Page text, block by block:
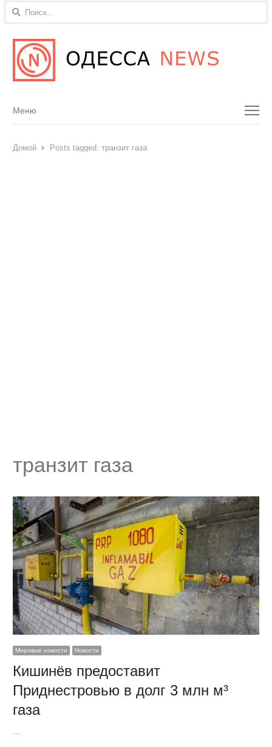
Найти:
Menu
Меню
Домой Posts tagged: транзит газа
транзит газа
Мировые новости Новости
Кишинёв предоставит
Приднестровью в долг 3 млн м³
газа
…